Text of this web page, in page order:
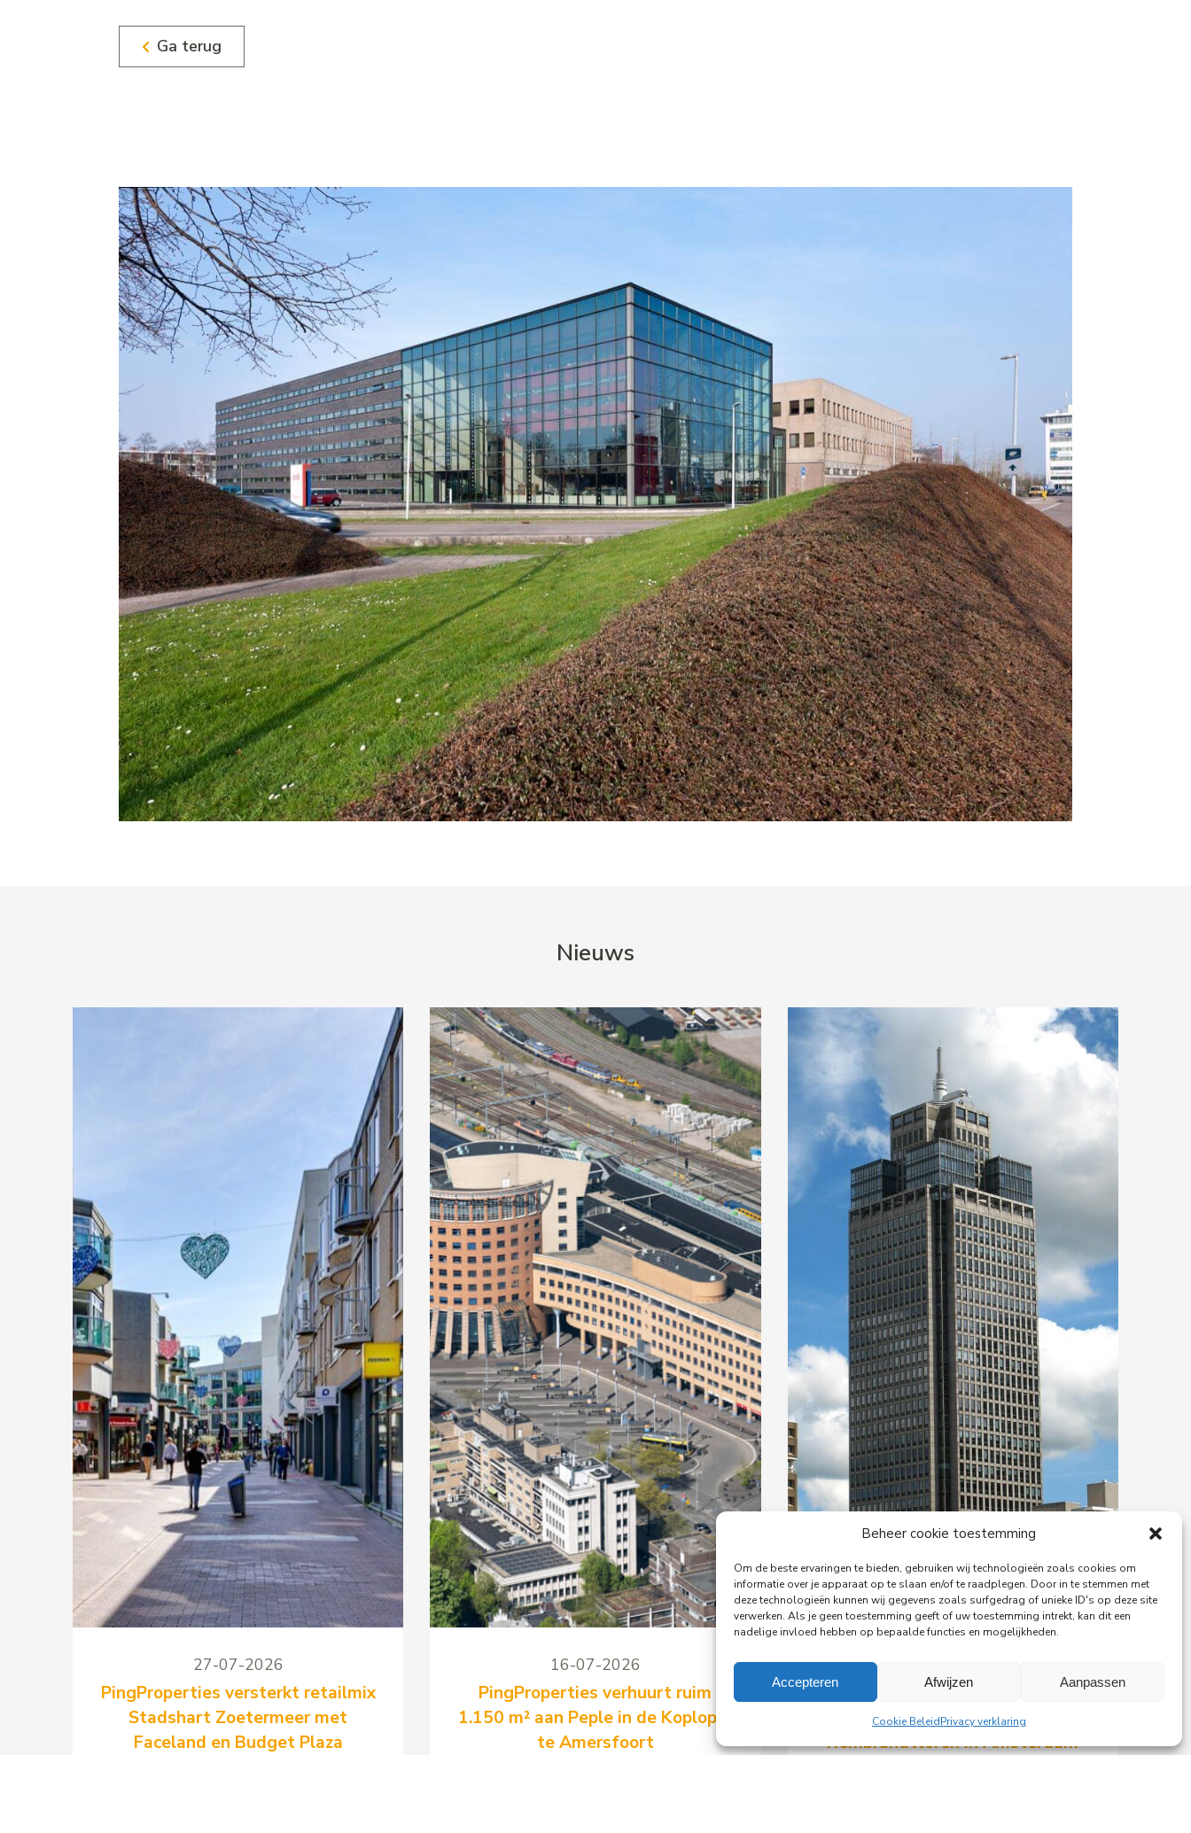
Beheer cookie toestemming
Om de beste ervaringen te bieden, gebruiken wij technologieën zoals cookies om
informatie over je apparaat op te slaan en/of te raadplegen. Door in te stemmen met
deze technologieën kunnen wij gegevens zoals surfgedrag of unieke ID's op deze site
verwerken. Als je geen toestemming geeft of uw toestemming intrekt, kan dit een
nadelige invloed hebben op bepaalde functies en mogelijkheden.
Accepteren Afwijzen Aanpassen
Cookie BeleidPrivacy verklaring
Ga terug
Nieuws
27-07-2026
PingProperties versterkt retailmix
Stadshart Zoetermeer met
Faceland en Budget Plaza
16-07-2026
PingProperties verhuurt ruim
1.150 m² aan Peple in de Koploper
te Amersfoort
PingProperties verhuist haar
hoofdkantoor naar de
Rembrandttoren in Amsterdam